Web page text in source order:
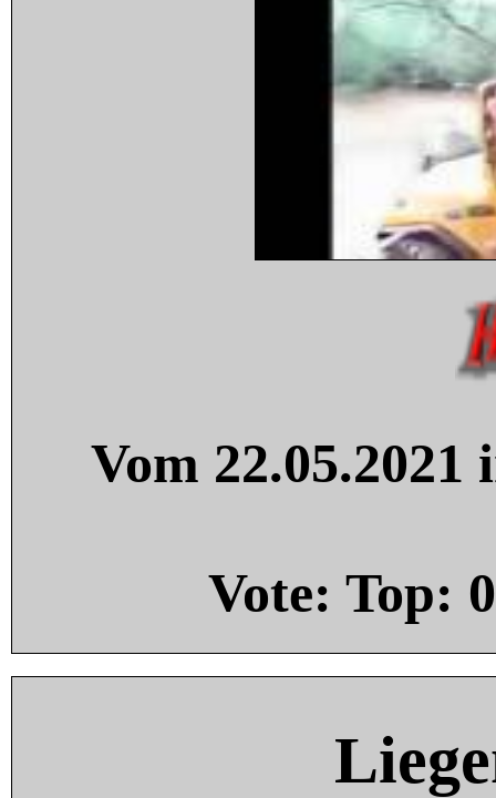
Vom
Vote: Top: 0